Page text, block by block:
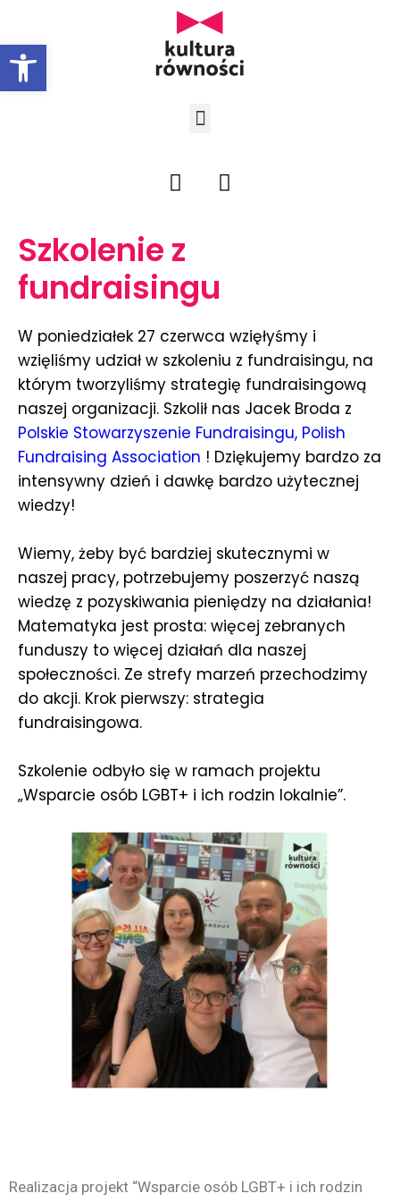
Open toolbar
Szkolenie z
fundraisingu
W poniedziałek 27 czerwca wzięłyśmy i
wzięliśmy udział w szkoleniu z fundraisingu, na
którym tworzyliśmy strategię fundraisingową
naszej organizacji. Szkolił nas Jacek Broda z
Polskie Stowarzyszenie Fundraisingu, Polish
Fundraising Association ! Dziękujemy bardzo za
intensywny dzień i dawkę bardzo użytecznej
wiedzy!
Wiemy, żeby być bardziej skutecznymi w
naszej pracy, potrzebujemy poszerzyć naszą
wiedzę z pozyskiwania pieniędzy na działania!
Matematyka jest prosta: więcej zebranych
funduszy to więcej działań dla naszej
społeczności. Ze strefy marzeń przechodzimy
do akcji. Krok pierwszy: strategia
fundraisingowa.
Szkolenie odbyło się w ramach projektu
„Wsparcie osób LGBT+ i ich rodzin lokalnie”.
Realizacja projekt “Wsparcie osób LGBT+ i ich rodzin